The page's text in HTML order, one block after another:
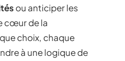
ou anticiper les
cœur de la
choix, chaque
à une logique de